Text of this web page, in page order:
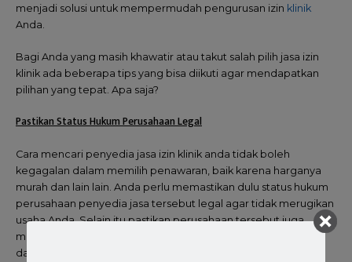
menjadi solusi untuk mempermudah pengurusan izin klinik
Anda.
Bagi Anda yang masih khawatir atau takut salah pilih jasa izin
klinik ada beberapa tips yang bisa diikuti agar mendapatkan
pilihan yang tepat. Apa saja?
Pastikan Status Hukum Perusahaan Legal
Cara mencari penyedia jasa izin klinik anda tidak boleh
kegagalan dalam memilih penawaran, baik karena harganya
murah dan lain lain. Anda perlu memastikan dulu status hukum
perusahaan penyedia jasa tersebut legal agar tidak merugikan
usaha Anda. Selain itu pastikan perusahaan tersebut juga
memiliki badan hukum yang jelas dan dan izin yang lengkap
dari pemerintah.